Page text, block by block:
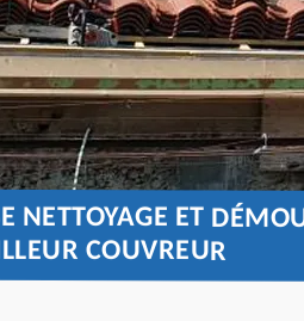
NETTOYAGE ET
COUVREUR